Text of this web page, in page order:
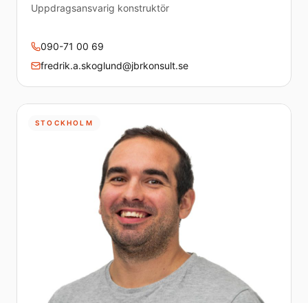
Uppdragsansvarig konstruktör
090-71 00 69
fredrik.a.skoglund@jbrkonsult.se
STOCKHOLM